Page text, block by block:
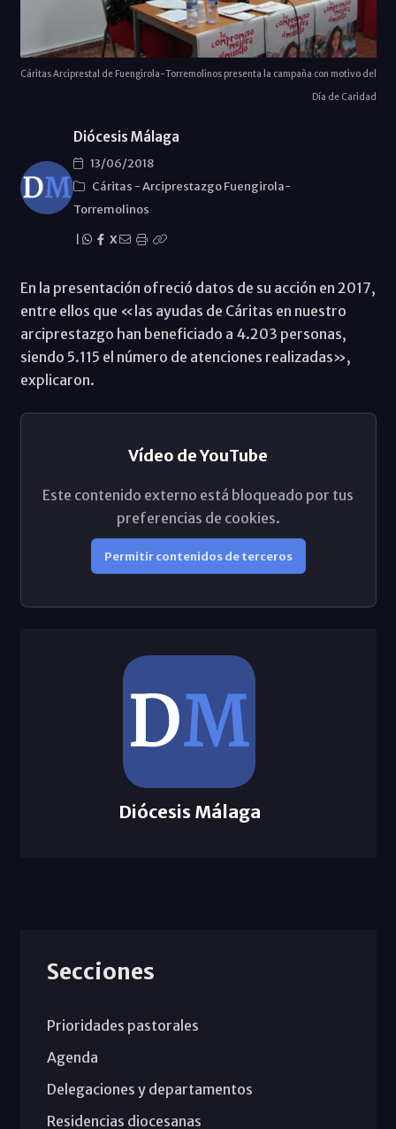
Cáritas Arciprestal de Fuengirola-Torremolinos presenta la campaña con motivo del
Día de Caridad
Diócesis Málaga
13/06/2018
Cáritas -Arciprestazgo Fuengirola-
Torremolinos
X
En la presentación ofreció datos de su acción en 2017,
entre ellos que «las ayudas de Cáritas en nuestro
arciprestazgo han beneficiado a 4.203 personas,
siendo 5.115 el número de atenciones realizadas»,
explicaron.
Vídeo de YouTube
Este contenido externo está bloqueado por tus
preferencias de cookies.
Permitir contenidos de terceros
Diócesis Málaga
Secciones
Prioridades pastorales
Agenda
Delegaciones y departamentos
Residencias diocesanas